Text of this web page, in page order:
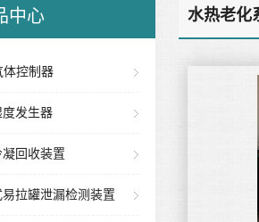
中心
体控制器
发生器
回收装置
拉罐泄漏检测装置
水热老化